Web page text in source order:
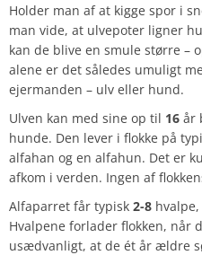
Holder man af at kigge spor i
man vide, at ulvepoter ligner
kan de blive en smule større –
alene er det således umuligt
ejermanden – ulv eller hund.
Ulven kan med sine op til 16 år
hunde. Den lever i flokke på
alfahan og en alfahun. Det er
afkom i verden. Ingen af
Alfaparret får typisk 2-8
Hvalpene forlader flokken, når
usædvanligt, at de ét år ældre